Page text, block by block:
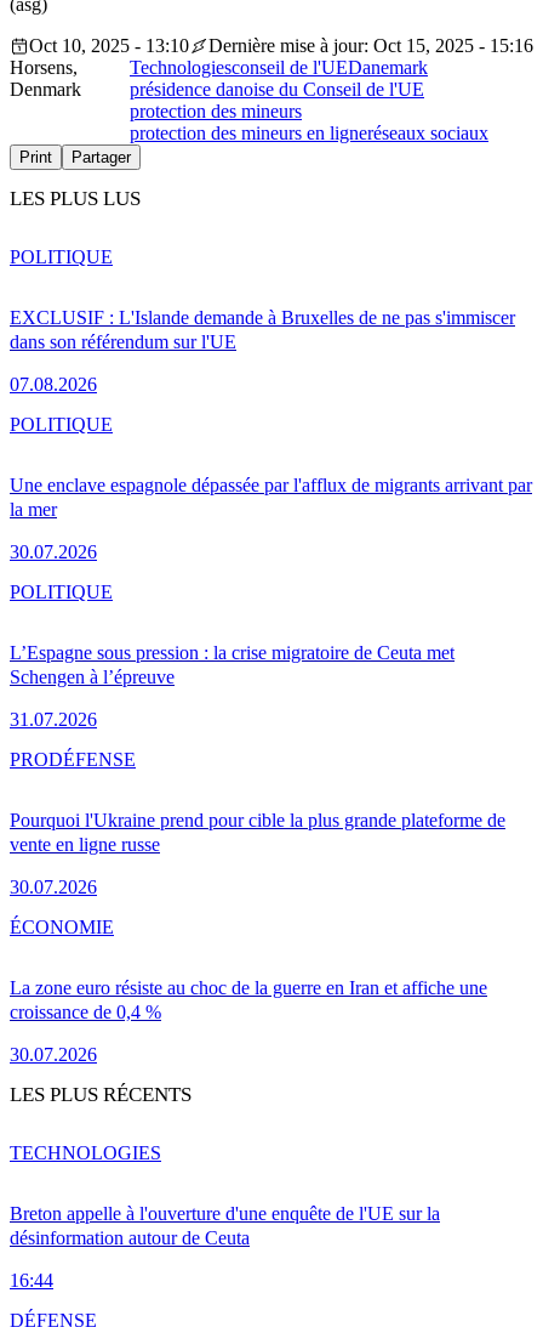
(asg)
Oct 10, 2025 - 13:10
Dernière mise à jour: Oct 15, 2025 - 15:16
Horsens,
Denmark
Technologiesconseil de l'UEDanemark
présidence danoise du Conseil de l'UE
protection des mineurs
protection des mineurs en ligneréseaux sociaux
Print Partager
LES PLUS LUS
EXCLUSIF : L'Islande demande à Bruxelles de ne pas s'immiscer
dans son référendum sur l'UE
07.08.2026
POLITIQUE
Une enclave espagnole dépassée par l'afflux de migrants arrivant par
la mer
30.07.2026
POLITIQUE
L’Espagne sous pression : la crise migratoire de Ceuta met
Schengen à l’épreuve
31.07.2026
POLITIQUE
Pourquoi l'Ukraine prend pour cible la plus grande plateforme de
vente en ligne russe
30.07.2026
PRODÉFENSE
La zone euro résiste au choc de la guerre en Iran et affiche une
croissance de 0,4 %
30.07.2026
ÉCONOMIE
LES PLUS RÉCENTS
Breton appelle à l'ouverture d'une enquête de l'UE sur la
désinformation autour de Ceuta
16:44
TECHNOLOGIES
DÉFENSE